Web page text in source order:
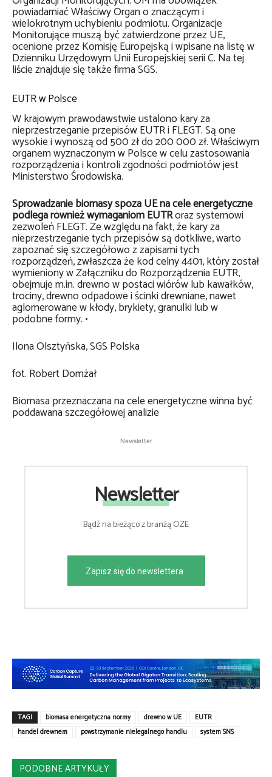
powiadamiać Właściwy Organ o znaczącym i
wielokrotnym uchybieniu podmiotu. Organizacje
Monitorujące muszą być zatwierdzone przez UE,
ocenione przez Komisję Europejską i wpisane na listę w
Dzienniku Urzędowym Unii Europejskiej serii C. Na tej
liście znajduje się także firma SGS.
EUTR w Polsce
W krajowym prawodawstwie ustalono kary za
nieprzestrzeganie przepisów EUTR i FLEGT. Są one
wysokie i wynoszą od 500 zł do 200 000 zł. Właściwym
organem wyznaczonym w Polsce w celu zastosowania
rozporządzenia i kontroli zgodności podmiotów jest
Ministerstwo Środowiska.
Sprowadzanie biomasy spoza UE na cele energetyczne
podlega również wymaganiom EUTRoraz systemowi
zezwoleń FLEGT. Ze względu na fakt, że kary za
nieprzestrzeganie tych przepisów są dotkliwe, warto
zapoznać się szczegółowo z zapisami tych
rozporządzeń, zwłaszcza że kod celny 4401, który został
wymieniony w Załączniku do Rozporządzenia EUTR,
obejmuje m.in. drewno w postaci wiórów lub kawałków,
trociny, drewno odpadowe i ścinki drewniane, nawet
aglomerowane w kłody, brykiety, granulki lub w
podobne formy. •
Ilona Olsztyńska, SGS Polska
fot. Robert Domżał
Biomasa przeznaczana na cele energetyczne winna być
poddawana szczegółowej analizie
Newsletter
Newsletter
Bądź na bieżąco z branżą OZE
Zapisz się do newslettera
TAGI biomasa energetyczna normy drewno w UE
EUTR
handel drewnem
powstrzymanie nielegalnego handlu system SNS
PODOBNE ARTYKUŁY